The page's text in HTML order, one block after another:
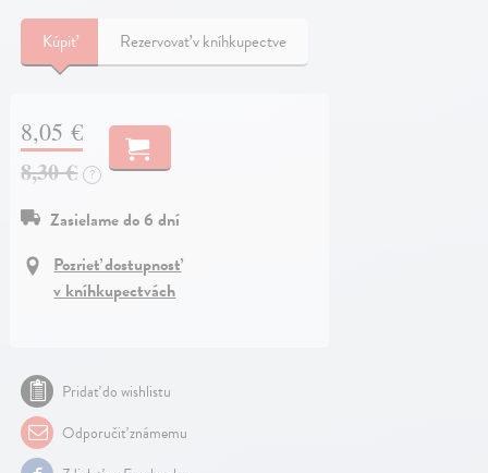
Kúpiť Rezervovať v kníhkupectve
8,05 €
8,30 € ?
Zasielame do 6 dní
Pozrieť dostupnosť
v kníhkupectvách
Pridať do wishlistu
Odporučiť známemu